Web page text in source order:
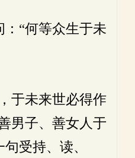
：“何等众生于未
于未来世必得作
男子、善女人于
受持、读、